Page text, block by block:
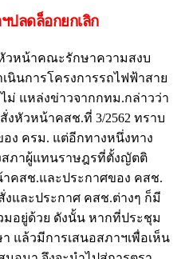
ปลดล็อกยกเลิก
วหน้าคณะรักษาความสงบ
เนินการโครงการรถไฟฟ้าสาย
ม่ แหล่งข่าวจากกทม.กล่าวว่า
หัวหน้าคสช.ที่ 3/2562 ทราบ
ง ครม. แต่อีกทางหนึ่งทาง
ภาผู้แทนราษฎรที่ตั้งญัตติ
าคสช.และประกาศของ คสช.
และประกาศ คสช.ต่างๆ ก็มี
มอยู่ด้วย ดังนั้น หากที่ประชุม
แล้วมีการเสนอสภาฯเพื่อเห็น